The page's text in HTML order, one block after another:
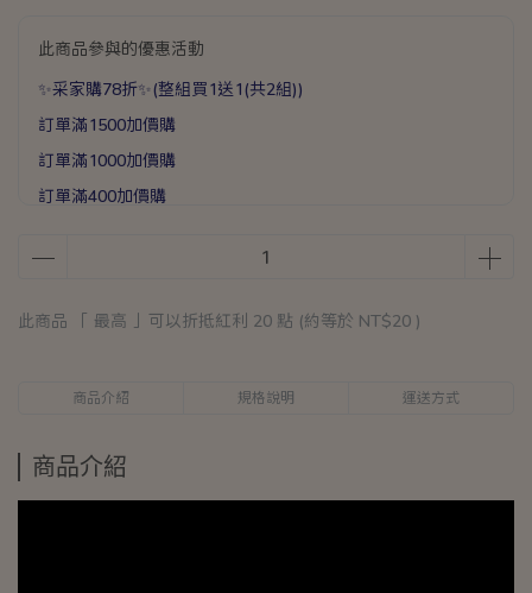
此商品參與的優惠活動
✨采家購78折✨(整組買1送1(共2組))
訂單滿1500加價購
訂單滿1000加價購
訂單滿400加價購
此商品 「 最高 」可以折抵紅利 20 點 (約等於 NT$20 )
商品介紹 規格說明 運送方式
商品介紹